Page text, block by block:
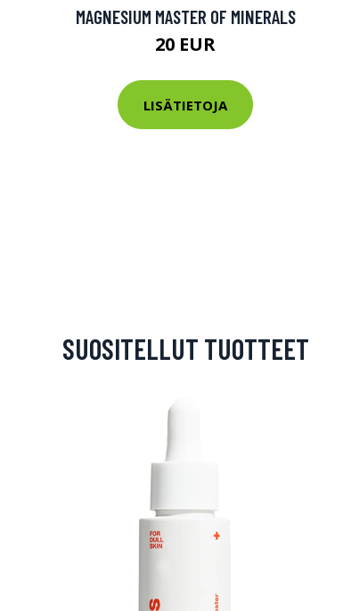
MAGNESIUM MASTER OF MINERALS
20 EUR
LISÄTIETOJA
SUOSITELLUT TUOTTEET